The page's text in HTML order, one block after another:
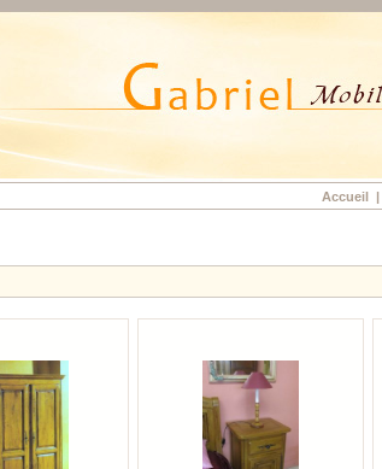
Accueil |